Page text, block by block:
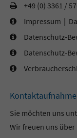
+49 (0) 3361 /
Impressum |
Datenschutz-
Datenschutz-
Kontaktaufnahme
Sie möchten uns
Wir freuen uns